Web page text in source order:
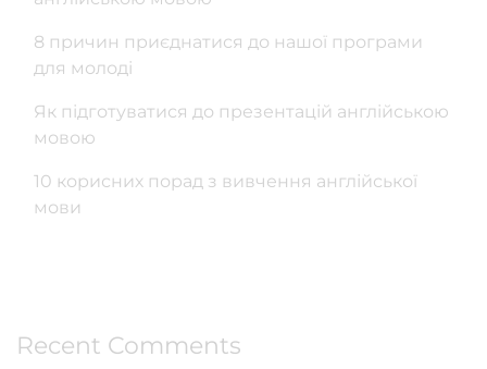
8 причин приєднатися до нашої програми
для молоді
Як підготуватися до презентацій англійською
мовою
10 корисних порад з вивчення англійської
мови
Recent Comments